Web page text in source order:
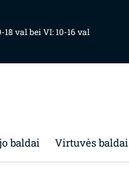
18 val bei VI: 10-16 val
baldai Virtuvės baldai